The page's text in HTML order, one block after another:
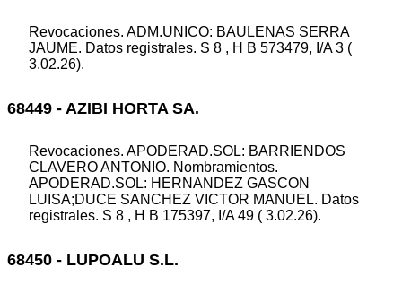
Revocaciones. ADM.UNICO: BAULENAS SERRA
JAUME. Datos registrales. S 8 , H B 573479, I/A 3 (
3.02.26).
68449 - AZIBI HORTA SA.
Revocaciones. APODERAD.SOL: BARRIENDOS
CLAVERO ANTONIO. Nombramientos.
APODERAD.SOL: HERNANDEZ GASCON
LUISA;DUCE SANCHEZ VICTOR MANUEL. Datos
registrales. S 8 , H B 175397, I/A 49 ( 3.02.26).
68450 - LUPOALU S.L.